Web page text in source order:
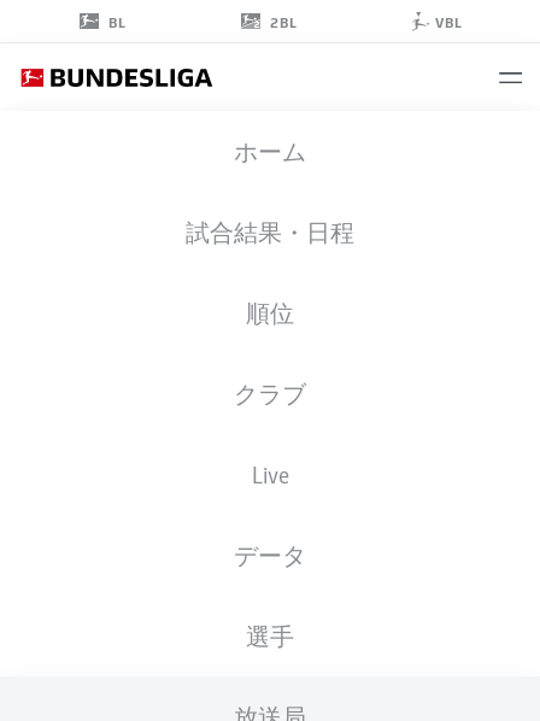
BL 2BL VBL
ホーム
試合結果・日程
順位
クラブ
Live
データ
選手
HEUER FERNANDES